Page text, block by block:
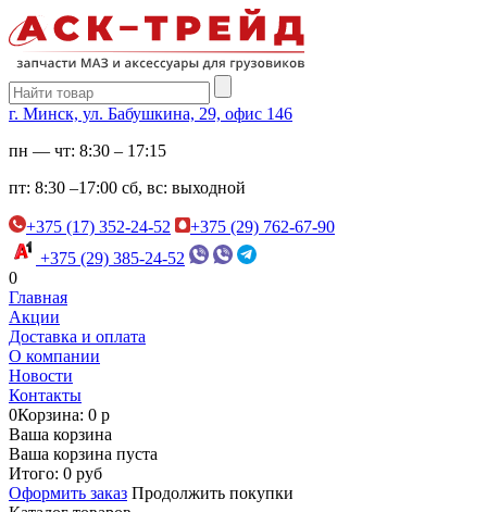
г. Минск, ул. Бабушкина, 29, офис 146
пн — чт: 8:30 – 17:15
пт: 8:30 –17:00 сб, вс: выходной
+375 (17) 352-24-52
+375 (29) 762-67-90
+375 (29) 385-24-52
0
Главная
Акции
Доставка и оплата
О компании
Новости
Контакты
0Корзина: 0 р
Ваша корзина
Ваша корзина пуста
Итого: 0 руб
Оформить заказ Продолжить покупки